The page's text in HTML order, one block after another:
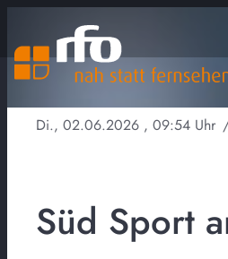
Di., 02.06.2026 , 09:54 Uhr
Süd Sport